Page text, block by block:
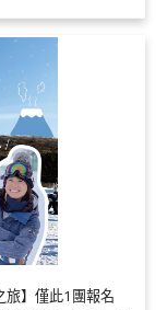
旅】僅此1團報名